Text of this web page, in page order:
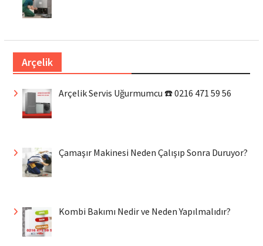
Arçelik
Arçelik Servis Uğurmumcu ☎️ 0216 471 59 56
Çamaşır Makinesi Neden Çalışıp Sonra Duruyor?
Kombi Bakımı Nedir ve Neden Yapılmalıdır?